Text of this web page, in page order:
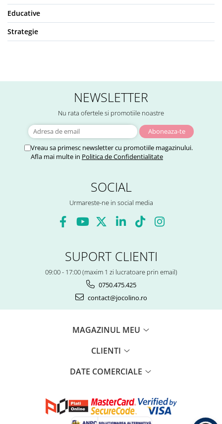
Educative
Strategie
NEWSLETTER
Nu rata ofertele si promotiile noastre
Vreau sa primesc newsletter cu promotiile magazinului.
Afla mai multe in Politica de Confidentialitate
SOCIAL
Urmareste-ne in social media
SUPORT CLIENTI
09:00 - 17:00 (maxim 1 zi lucratoare prin email)
0750.475.425
contact@jocolino.ro
MAGAZINUL MEU
CLIENTI
DATE COMERCIALE